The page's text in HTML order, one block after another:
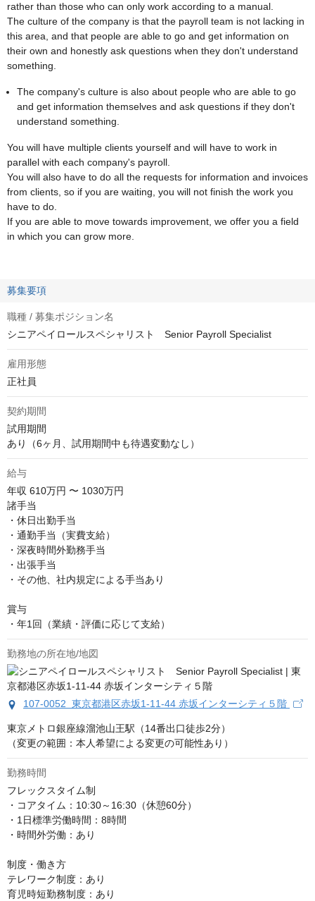
rather than those who can only work according to a manual.
The culture of the company is that the payroll team is not lacking in
this area, and that people are able to go and get information on
their own and honestly ask questions when they don't understand
something.
The company's culture is also about people who are able to go
and get information themselves and ask questions if they don't
understand something.
You will have multiple clients yourself and will have to work in
parallel with each company's payroll.
You will also have to do all the requests for information and invoices
from clients, so if you are waiting, you will not finish the work you
have to do.
If you are able to move towards improvement, we offer you a field
in which you can grow more.
募集要項
職種 / 募集ポジション名
シニアペイロールスペシャリスト Senior Payroll Specialist
雇用形態
正社員
契約期間
試用期間
あり（6ヶ月、試用期間中も待遇変動なし）
給与
年収 610万円 〜 1030万円
諸手当
・休日出勤手当
・通勤手当（実費支給）
・深夜時間外勤務手当
・出張手当
・その他、社内規定による手当あり
賞与
・年1回（業績・評価に応じて支給）
勤務地の所在地/地図
107-0052 東京都港区赤坂1-11-44 赤坂インターシティ５階
東京メトロ銀座線溜池山王駅（14番出口徒歩2分）
（変更の範囲：本人希望による変更の可能性あり）
勤務時間
フレックスタイム制
・コアタイム：10:30～16:30（休憩60分）
・1日標準労働時間：8時間
・時間外労働：あり
制度・働き方
テレワーク制度：あり
育児時短勤務制度：あり